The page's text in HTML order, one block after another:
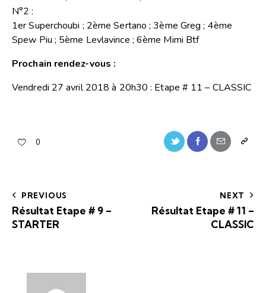
N°2 :
1er Superchoubi ; 2ème Sertano ; 3ème Greg ; 4ème
Spew Piu ; 5ème Levlavince ; 6ème Mimi Btf
Prochain rendez-vous :
Vendredi 27 avril 2018 à 20h30 : Etape # 11 – CLASSIC
0
PREVIOUS
Résultat Etape # 9 –
STARTER
NEXT
Résultat Etape # 11 –
CLASSIC